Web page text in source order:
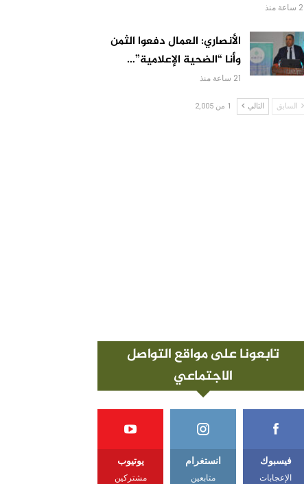
منذ
الأنصاري: العمال دفعوا الثمن
وأنا “الضحية الإعلامية”…
21 ساعة منذ
السابق التالي 1 من 2,005
تابعونا على مواقع التواصل
الاجتماعي
فيسبوك
الإعجابات
انستغرام
متابعين
يوتيوب
مشتركين